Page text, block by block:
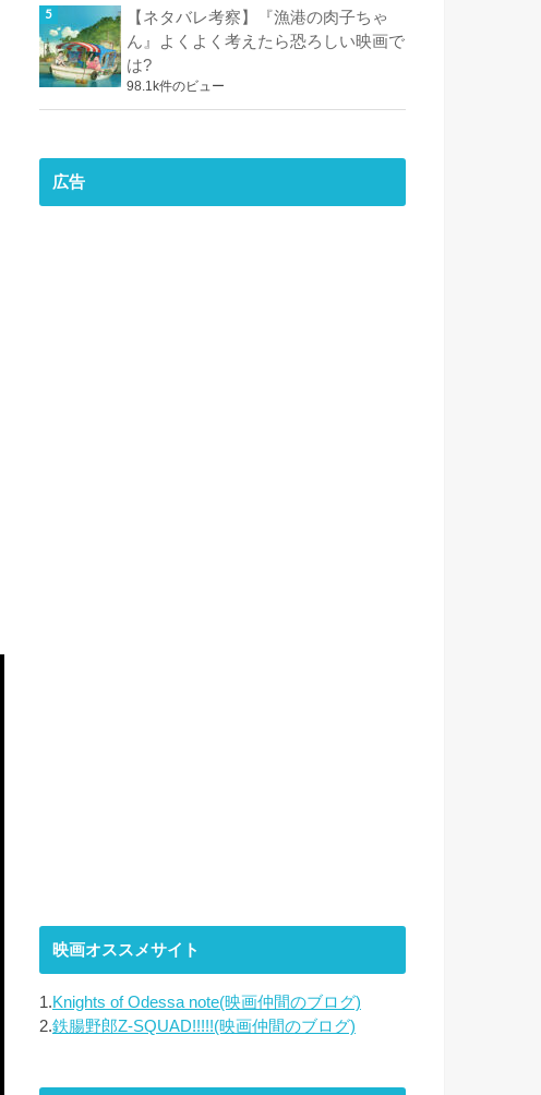
【ネタバレ考察】『漁港の肉子ちゃ
ん』よくよく考えたら恐ろしい映画で
は?
98.1k件のビュー
広告
映画オススメサイト
1.Knights of Odessa note(映画仲間のブログ)
2.鉄腸野郎Z-SQUAD!!!!!(映画仲間のブログ)